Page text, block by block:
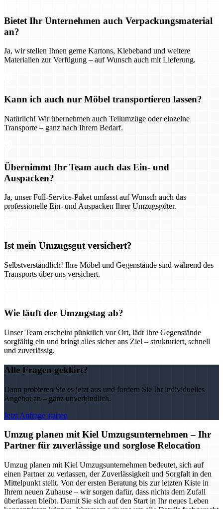
Bietet Ihr Unternehmen auch Verpackungsmaterial
an?
Ja, wir stellen Ihnen gerne Kartons, Klebeband und weitere
Materialien zur Verfügung – auf Wunsch auch mit Lieferung.
Kann ich auch nur Möbel transportieren lassen?
Natürlich! Wir übernehmen auch Teilumzüge oder einzelne
Transporte – ganz nach Ihrem Bedarf.
Übernimmt Ihr Team auch das Ein- und
Auspacken?
Ja, unser Full-Service-Paket umfasst auf Wunsch auch das
professionelle Ein- und Auspacken Ihrer Umzugsgüter.
Ist mein Umzugsgut versichert?
Selbstverständlich! Ihre Möbel und Gegenstände sind während des
Transports über uns versichert.
Wie läuft der Umzugstag ab?
Unser Team erscheint pünktlich vor Ort, lädt Ihre Gegenstände
sorgfältig ein und bringt alles sicher ans Ziel – strukturiert, schnell
und zuverlässig.
Alle Fragen geklärt?
Dann probieren Sie es jetzt aus und fordern Sie Ihr individuelles
Angebot an – ganz unverbindlich.
Jetzt Anfrage starten
Umzug planen mit Kiel Umzugsunternehmen – Ihr
Partner für zuverlässige und sorglose Relocation
Umzug planen mit Kiel Umzugsunternehmen bedeutet, sich auf
einen Partner zu verlassen, der Zuverlässigkeit und Sorgfalt in den
Mittelpunkt stellt. Von der ersten Beratung bis zur letzten Kiste in
Ihrem neuen Zuhause – wir sorgen dafür, dass nichts dem Zufall
überlassen bleibt. Damit Sie sich auf den Start in Ihr neues Leben